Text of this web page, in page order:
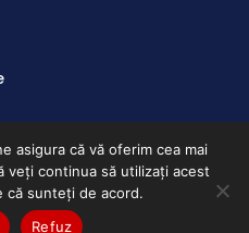
@2026
asigura că vă oferim cea mai
veți continua să utilizați acest
că sunteți de acord.
Refuz